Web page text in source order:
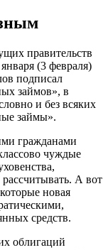
правительств
(3 февраля)
подписал
займов», в
и без всяких
займы».
гражданами
чуждые
А вот
новая
средств.
облигаций